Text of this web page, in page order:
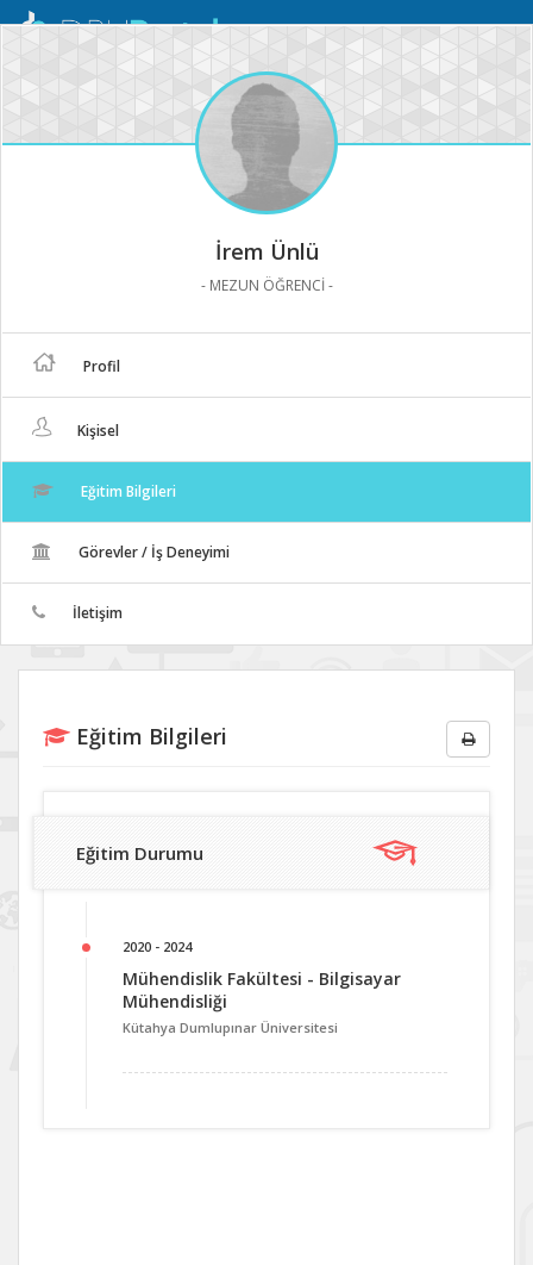
Mobil
İrem Ünlü
- MEZUN ÖĞRENCİ -
Profil
Kişisel
Eğitim Bilgileri
Görevler / İş Deneyimi
İletişim
Eğitim Bilgileri
Eğitim Durumu
2020 - 2024
Mühendislik Fakültesi - Bilgisayar
Mühendisliği
Kütahya Dumlupınar Üniversitesi